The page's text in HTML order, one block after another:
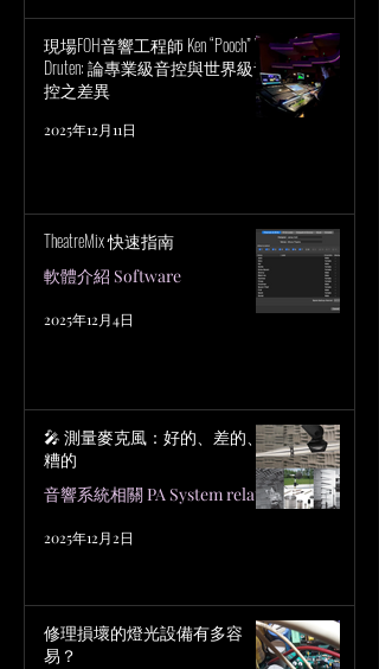
現場FOH音響工程師 Ken “Pooch” Van
Druten: 論專業級音控與世界級音
控之差異
2025年12月11日
TheatreMix 快速指南
軟體介紹 Software
2025年12月4日
🎤 測量麥克風：好的、差的、
糟的
音響系統相關 PA System related
2025年12月2日
修理損壞的燈光設備有多容
易？